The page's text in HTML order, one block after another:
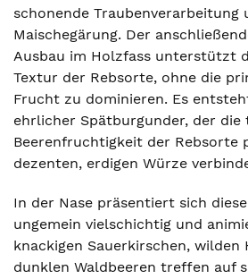
schonende Traubenverarbeitung
Maischegärung. Der
Ausbau im Holzfass unterstützt
Textur der Rebsorte, ohne die
Frucht zu dominieren. Es
ehrlicher Spätburgunder, der die
Beerenfruchtigkeit der Rebsorte
dezenten, erdigen Würze
In der Nase präsentiert sich
ungemein vielschichtig und
knackigen Sauerkirschen, wilden
dunklen Waldbeeren treffen auf